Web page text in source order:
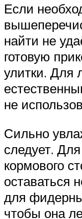
Если
найти не
готовую
улитки. Для
не
Сильно
следует.
кормового
оставаться
для
чтобы она